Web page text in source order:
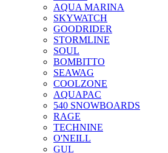
AQUA MARINA
SKYWATCH
GOODRIDER
STORMLINE
SOUL
BOMBITTO
SEAWAG
COOLZONE
AQUAPAC
540 SNOWBOARDS
RAGE
TECHNINE
O'NEILL
GUL